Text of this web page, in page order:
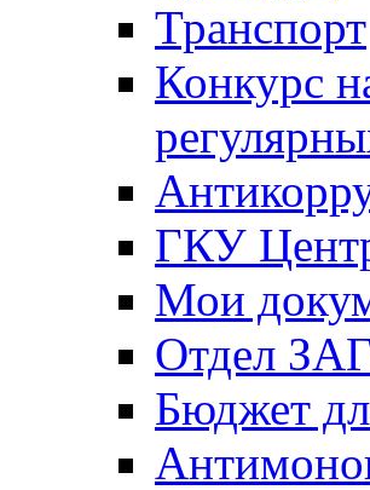
Транспорт
Конкурс
ГКУ
Мои
Отдел
Бюджет